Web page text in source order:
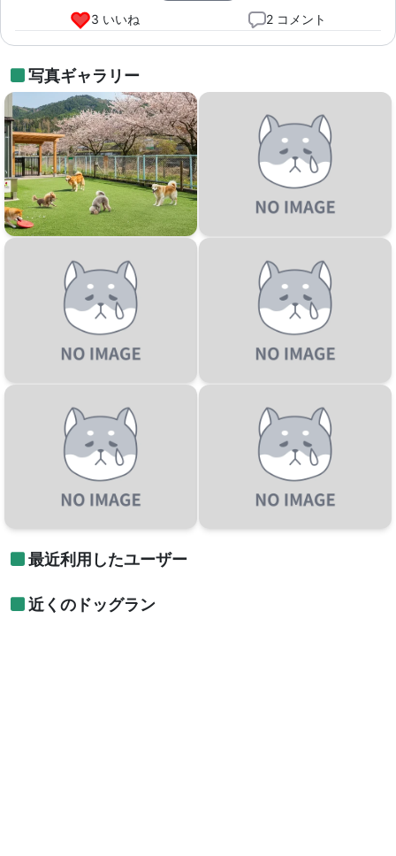
ので、今度はお友達犬を誘って利用してみたいです！
3 いいね
2 コメント
写真ギャラリー
最近利用したユーザー
近くのドッグラン